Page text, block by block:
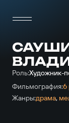
Роль:Художник-
Фильмография:6
Жанры:драма,